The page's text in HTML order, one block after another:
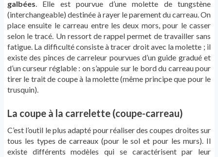
galbées. Elle est pourvue d’une molette de tungstène
(interchangeable) destinée à rayer le parement du carreau. On
place ensuite le carreau entre les deux mors, pour le casser
selon le tracé. Un ressort de rappel permet de travailler sans
fatigue. La difficulté consiste à tracer droit avec la molette ; il
existe des pinces de carreleur pourvues d’un guide gradué et
d’un curseur réglable : on s’appuie sur le bord du carreau pour
tirer le trait de coupe à la molette (même principe que pour le
trusquin).
La coupe à la carrelette (coupe-carreau)
C’est l’outil le plus adapté pour réaliser des coupes droites sur
tous les types de carreaux (pour le sol et pour les murs). Il
existe différents modèles qui se caractérisent par leur